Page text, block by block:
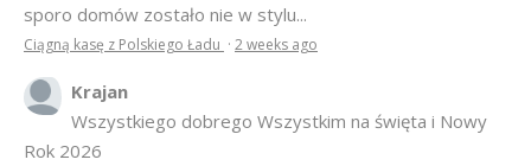
sporo domów zostało nie w stylu...
Ciągną kasę z Polskiego Ładu · 2 weeks ago
Krajan
Wszystkiego dobrego Wszystkim na święta i Nowy
Rok 2026